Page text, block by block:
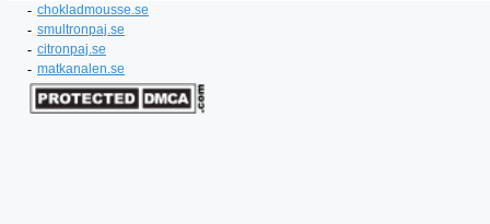
- chokladmousse.se
- smultronpaj.se
- citronpaj.se
- matkanalen.se